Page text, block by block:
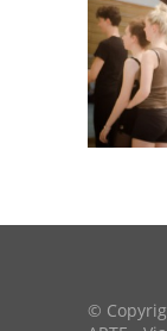
©